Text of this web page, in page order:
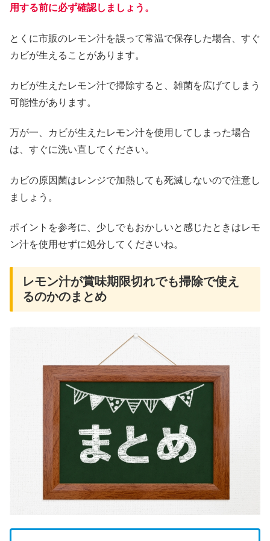
用する前に必ず確認しましょう。
とくに市販のレモン汁を誤って常温で保存した場合、すぐ
カビが生えることがあります。
カビが生えたレモン汁で掃除すると、雑菌を広げてしまう
可能性があります。
万が一、カビが生えたレモン汁を使用してしまった場合
は、すぐに洗い直してください。
カビの原因菌はレンジで加熱しても死滅しないので注意し
ましょう。
ポイントを参考に、少しでもおかしいと感じたときはレモ
ン汁を使用せずに処分してくださいね。
レモン汁が賞味期限切れでも掃除で使え
るのかのまとめ